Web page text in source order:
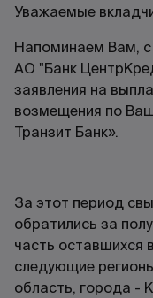
Уважаемые
Напоминаем Вам, c
АО "Банк
заявления на
возмещения по
Транзит Банк».
За этот период
обратились за
часть оставшихся
следующие
область, города -